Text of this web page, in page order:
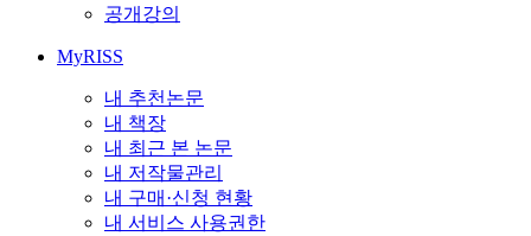
공개강의
MyRISS
내 추천논문
내 책장
내 최근 본 논문
내 저작물관리
내 구매·신청 현황
내 서비스 사용권한